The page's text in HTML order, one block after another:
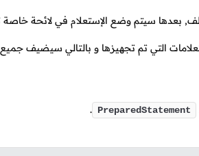
بعدها سيتم وضع الإستعلام في لائحة
التي تم تجهيزها و بالتالي سيضيف جميع
PreparedStatement
.